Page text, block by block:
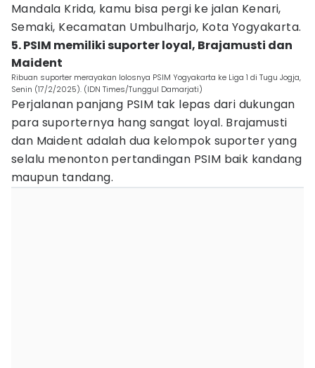
Mandala Krida, kamu bisa pergi ke jalan Kenari,
Semaki, Kecamatan Umbulharjo, Kota Yogyakarta.
5. PSIM memiliki suporter loyal, Brajamusti dan
Maident
Ribuan suporter merayakan lolosnya PSIM Yogyakarta ke Liga 1 di Tugu Jogja,
Senin (17/2/2025). (IDN Times/Tunggul Damarjati)
Perjalanan panjang PSIM tak lepas dari dukungan
para suporternya hang sangat loyal. Brajamusti
dan Maident adalah dua kelompok suporter yang
selalu menonton pertandingan PSIM baik kandang
maupun tandang.